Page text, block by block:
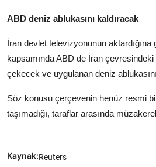
ABD deniz ablukasını kaldıracak
İran devlet televizyonunun aktardığına
kapsamında ABD de İran
çekecek ve uygulanan deniz
Söz konusu çerçevenin henüz resmi
taşımadığı, taraflar arasında
Kaynak:Reuters